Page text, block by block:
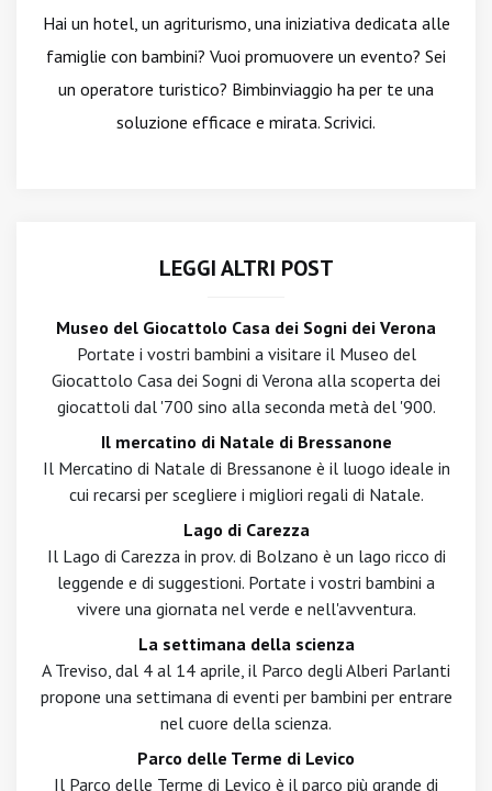
Hai un hotel, un agriturismo, una iniziativa dedicata alle
famiglie con bambini? Vuoi promuovere un evento? Sei
un operatore turistico? Bimbinviaggio ha per te una
soluzione efficace e mirata. Scrivici.
LEGGI ALTRI POST
Museo del Giocattolo Casa dei Sogni dei Verona
Portate i vostri bambini a visitare il Museo del
Giocattolo Casa dei Sogni di Verona alla scoperta dei
giocattoli dal '700 sino alla seconda metà del '900.
Il mercatino di Natale di Bressanone
Il Mercatino di Natale di Bressanone è il luogo ideale in
cui recarsi per scegliere i migliori regali di Natale.
Lago di Carezza
Il Lago di Carezza in prov. di Bolzano è un lago ricco di
leggende e di suggestioni. Portate i vostri bambini a
vivere una giornata nel verde e nell'avventura.
La settimana della scienza
A Treviso, dal 4 al 14 aprile, il Parco degli Alberi Parlanti
propone una settimana di eventi per bambini per entrare
nel cuore della scienza.
Parco delle Terme di Levico
Il Parco delle Terme di Levico è il parco più grande di